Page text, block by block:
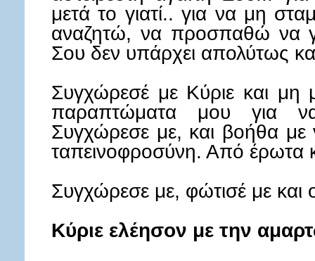
μετά το γιατί.. για να μη
αναζητώ, να προσπαθώ να
Σου δεν υπάρχει απολύτως
Συγχώρεσέ με Κύριε και μη
παραπτώματα μου για
Συγχώρεσε με, και βοήθα
ταπεινοφροσύνη. Από έρωτα
Συγχώρεσε με, φώτισέ με και
Κύριε ελέησον με την